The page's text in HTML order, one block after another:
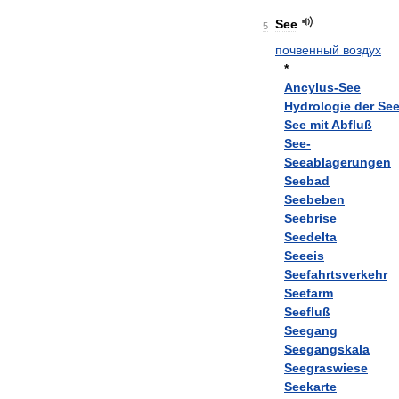
5
See
почвенный воздух
*
Ancylus-See
Hydrologie der
See mitAbfluß
See-
Seeablagerungen
Seebad
Seebeben
Seebrise
Seedelta
Seeeis
Seefahrtsverkehr
Seefarm
Seefluß
Seegang
Seegangskala
Seegraswiese
Seekarte